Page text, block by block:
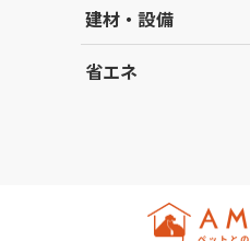
建材・設備
省エネ